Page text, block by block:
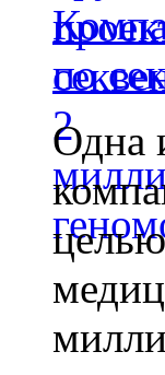
по
Одна